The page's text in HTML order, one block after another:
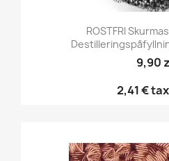
ROSTFRI
9,90
2,41 €